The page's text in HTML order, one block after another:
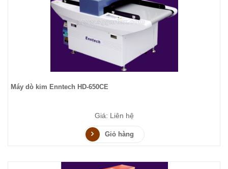
Máy dò kim Enntech HD-650CE
Giá: Liên hệ
Giỏ hàng